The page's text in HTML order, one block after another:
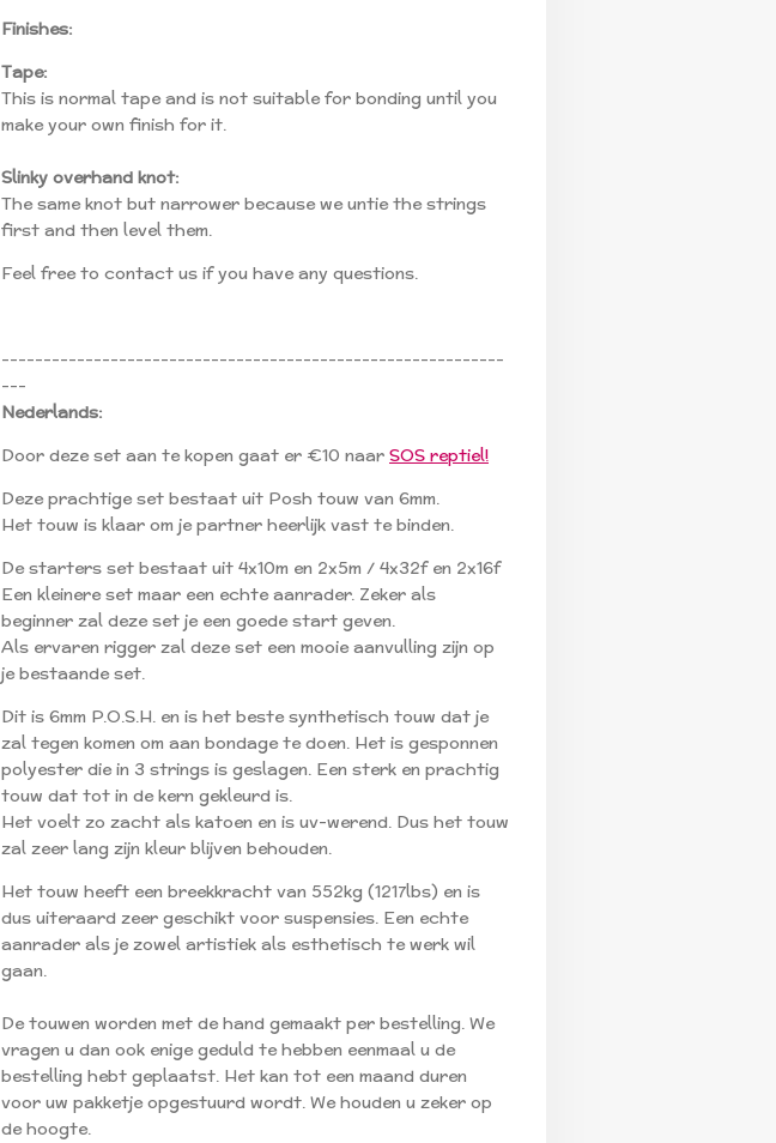
Finishes:
Tape:
This is normal tape and is not suitable for bonding until you
make your own finish for it.
Slinky overhand knot:
The same knot but narrower because we untie the strings
first and then level them.
Feel free to contact us if you have any questions.
------------------------------------------------------------
---
Nederlands:
Door deze set aan te kopen gaat er €10 naar SOS reptiel!
Deze prachtige set bestaat uit Posh touw van 6mm.
Het touw is klaar om je partner heerlijk vast te binden.
De starters set bestaat uit 4x10m en 2x5m / 4x32f en 2x16f
Een kleinere set maar een echte aanrader. Zeker als
beginner zal deze set je een goede start geven.
Als ervaren rigger zal deze set een mooie aanvulling zijn op
je bestaande set.
Dit is 6mm P.O.S.H. en is het beste synthetisch touw dat je
zal tegen komen om aan bondage te doen. Het is gesponnen
polyester die in 3 strings is geslagen. Een sterk en prachtig
touw dat tot in de kern gekleurd is.
Het voelt zo zacht als katoen en is uv-werend. Dus het touw
zal zeer lang zijn kleur blijven behouden.
Het touw heeft een breekkracht van 552kg (1217lbs) en is
dus uiteraard zeer geschikt voor suspensies. Een echte
aanrader als je zowel artistiek als esthetisch te werk wil
gaan.
De touwen worden met de hand gemaakt per bestelling. We
vragen u dan ook enige geduld te hebben eenmaal u de
bestelling hebt geplaatst. Het kan tot een maand duren
voor uw pakketje opgestuurd wordt. We houden u zeker op
de hoogte.